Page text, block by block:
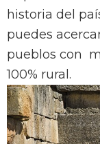
historia del
puedes
pueblos con
100% rural.